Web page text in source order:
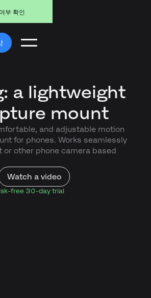
부 확인
a lightweight
mount
and adjustable motion
for phones. Works seamlessly
or other phone camera based
Watch a video
free 30-day trial